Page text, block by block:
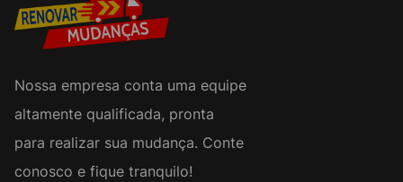
Nossa empresa conta uma equipe
altamente qualificada, pronta
para realizar sua mudança. Conte
conosco e fique tranquilo!